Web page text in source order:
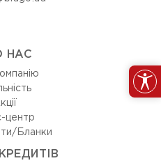
НАС
центр
Бланки